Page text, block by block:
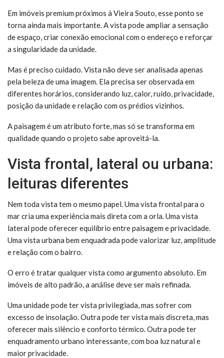
Em imóveis premium próximos à Vieira Souto, esse ponto se
torna ainda mais importante. A vista pode ampliar a sensação
de espaço, criar conexão emocional com o endereço e reforçar
a singularidade da unidade.
Mas é preciso cuidado. Vista não deve ser analisada apenas
pela beleza de uma imagem. Ela precisa ser observada em
diferentes horários, considerando luz, calor, ruído, privacidade,
posição da unidade e relação com os prédios vizinhos.
A paisagem é um atributo forte, mas só se transforma em
qualidade quando o projeto sabe aproveitá-la.
Vista frontal, lateral ou urbana:
leituras diferentes
Nem toda vista tem o mesmo papel. Uma vista frontal para o
mar cria uma experiência mais direta com a orla. Uma vista
lateral pode oferecer equilíbrio entre paisagem e privacidade.
Uma vista urbana bem enquadrada pode valorizar luz, amplitude
e relação com o bairro.
O erro é tratar qualquer vista como argumento absoluto. Em
imóveis de alto padrão, a análise deve ser mais refinada.
Uma unidade pode ter vista privilegiada, mas sofrer com
excesso de insolação. Outra pode ter vista mais discreta, mas
oferecer mais silêncio e conforto térmico. Outra pode ter
enquadramento urbano interessante, com boa luz natural e
maior privacidade.